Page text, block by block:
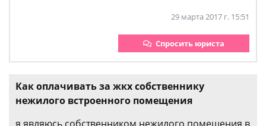
29 марта 2017 г. 15:51
Спросить юриста
Как оплачивать за жкх собственнику
нежилого встроенного помещения